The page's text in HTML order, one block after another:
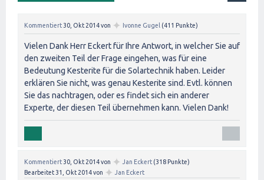
Kommentiert 30, Okt 2014von ✦ Ivonne Gugel (411 Punkte)
Vielen Dank Herr Eckert für Ihre Antwort, in welcher Sie auf
den zweiten Teil der Frage eingehen, was für eine
Bedeutung Kesterite für die Solartechnik haben. Leider
erklären Sie nicht, was genau Kesterite sind. Evtl. können
Sie das nachtragen, oder es findet sich ein anderer
Experte, der diesen Teil übernehmen kann. Vielen Dank!
Kommentiert 30, Okt 2014von ✦ Jan Eckert (318 Punkte)
Bearbeitet 31, Okt 2014von ✦ Jan Eckert